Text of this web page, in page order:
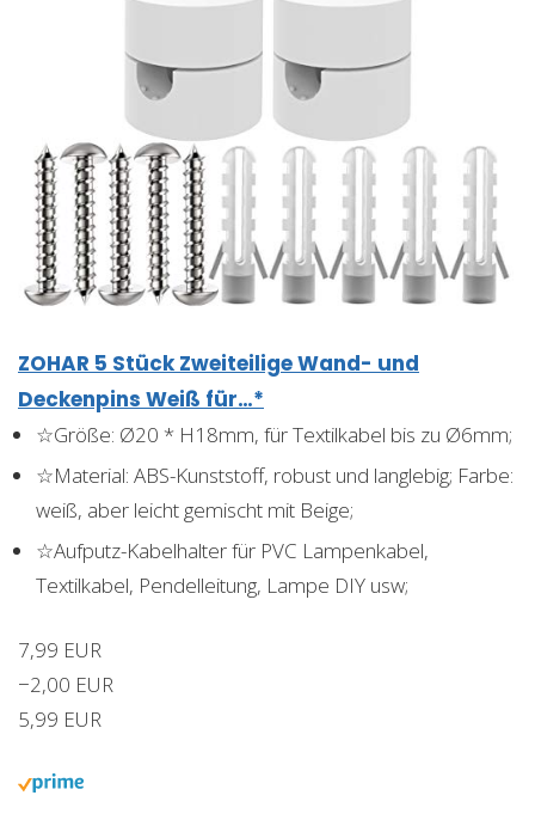
ZOHAR 5 Stück Zweiteilige Wand- und
Deckenpins Weiß für…*
☆Größe: Ø20 * H18mm, für Textilkabel bis zu Ø6mm;
☆Material: ABS-Kunststoff, robust und langlebig; Farbe:
weiß, aber leicht gemischt mit Beige;
☆Aufputz-Kabelhalter für PVC Lampenkabel,
Textilkabel, Pendelleitung, Lampe DIY usw;
7,99 EUR
−2,00 EUR
5,99 EUR